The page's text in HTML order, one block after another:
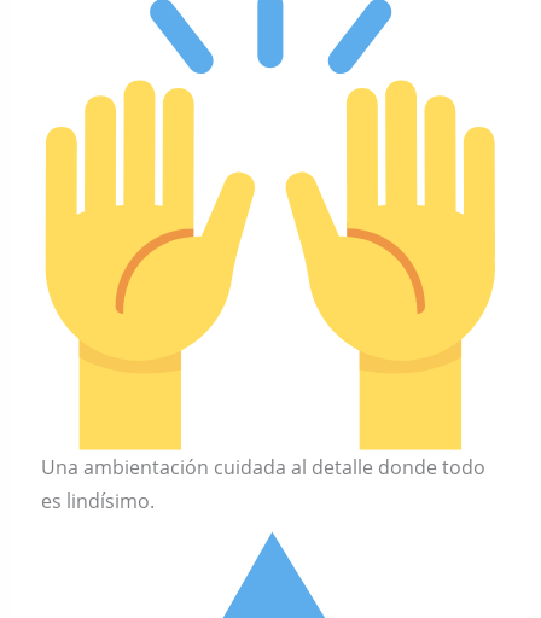
Una ambientación cuidada al detalle donde todo
es lindísimo.